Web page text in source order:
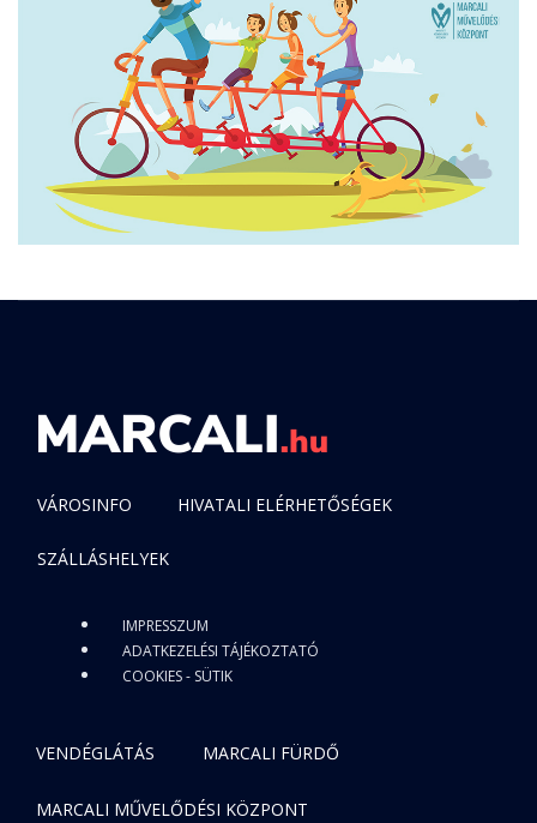
VÁROSINFO HIVATALI ELÉRHETŐSÉGEK
SZÁLLÁSHELYEK
IMPRESSZUM
ADATKEZELÉSI TÁJÉKOZTATÓ
COOKIES - SÜTIK
VENDÉGLÁTÁS MARCALI FÜRDŐ
MARCALI MŰVELŐDÉSI KÖZPONT